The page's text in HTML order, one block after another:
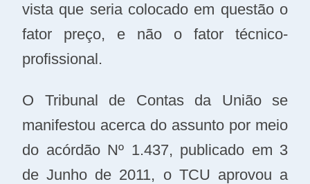
vista que seria colocado em questão o
fator preço, e não o fator técnico-
profissional.
O Tribunal de Contas da União se
manifestou acerca do assunto por meio
do acórdão Nº 1.437, publicado em 3
de Junho de 2011, o TCU aprovou a